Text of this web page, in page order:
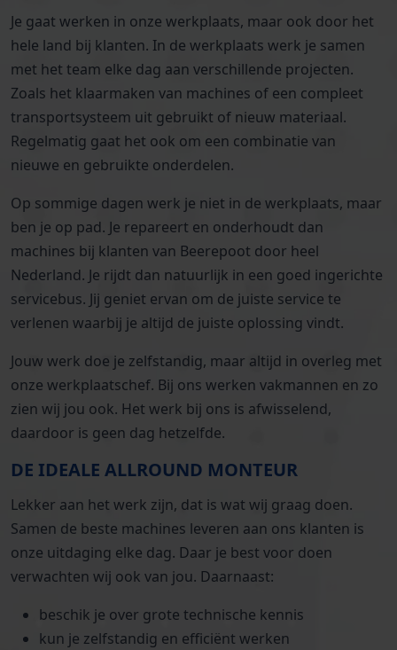
Je gaat werken in onze werkplaats, maar ook door het
hele land bij klanten. In de werkplaats werk je samen
met het team elke dag aan verschillende projecten.
Zoals het klaarmaken van machines of een compleet
transportsysteem uit gebruikt of nieuw materiaal.
Regelmatig gaat het ook om een combinatie van
nieuwe en gebruikte onderdelen.
Op sommige dagen werk je niet in de werkplaats, maar
ben je op pad. Je repareert en onderhoudt dan
machines bij klanten van Beerepoot door heel
Nederland. Je rijdt dan natuurlijk in een goed ingerichte
servicebus. Jij geniet ervan om de juiste service te
verlenen waarbij je altijd de juiste oplossing vindt.
Jouw werk doe je zelfstandig, maar altijd in overleg met
onze werkplaatschef. Bij ons werken vakmannen en zo
zien wij jou ook. Het werk bij ons is afwisselend,
daardoor is geen dag hetzelfde.
DE IDEALE ALLROUND MONTEUR
Lekker aan het werk zijn, dat is wat wij graag doen.
Samen de beste machines leveren aan ons klanten is
onze uitdaging elke dag. Daar je best voor doen
verwachten wij ook van jou. Daarnaast:
beschik je over grote technische kennis
kun je zelfstandig en efficiënt werken